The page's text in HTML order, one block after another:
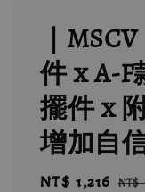
｜
件 x A-
擺件 x
增加自
Sale
NT$ 1,216 NT$